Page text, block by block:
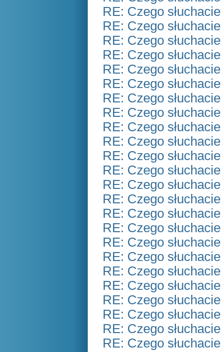
RE: Czego
RE: Czego
RE: Czego
RE: Czego
RE: Czego
RE: Czego
RE: Czego
RE: Czego
RE: Czego
RE: Czego
RE: Czego
RE: Czego
RE: Czego
RE: Czego
RE: Czego
RE: Czego
RE: Czego
RE: Czego
RE: Czego
RE: Czego
RE: Czego
RE: Czego
RE: Czego
RE: Czego